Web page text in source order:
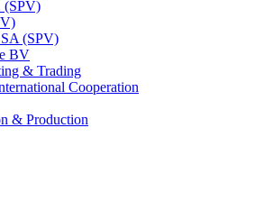
(SPV)
(SPV)
(SPV)
BV
& Trading
Cooperation